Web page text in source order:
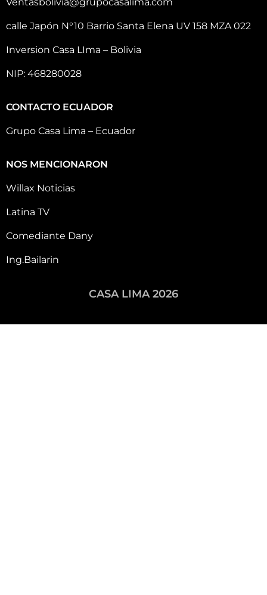
calle Japón N°10 Barrio Santa Elena UV 158 MZA 022
Inversion Casa LIma – Bolivia
NIP: 468280028
CONTACTO ECUADOR
Grupo Casa Lima – Ecuador
NOS MENCIONARON
Willax Noticias
Latina TV
Comediante Dany
Ing.Bailarin
CASA LIMA 2026